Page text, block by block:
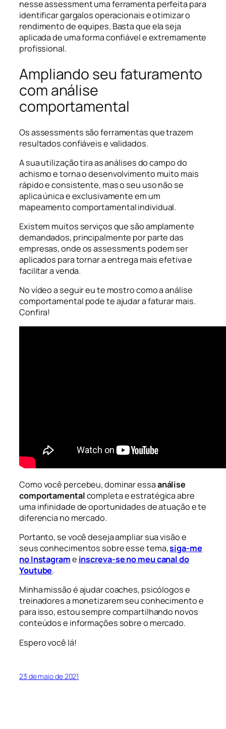
nesse assessment uma ferramenta perfeita para
identificar gargalos operacionais e otimizar o
rendimento de equipes. Basta que ela seja
aplicada de uma forma confiável e extremamente
profissional.
Ampliando seu faturamento
com análise
comportamental
Os assessments são ferramentas que trazem
resultados confiáveis e validados.
A sua utilização tira as análises do campo do
achismo e torna o desenvolvimento muito mais
rápido e consistente, mas o seu uso não se
aplica única e exclusivamente em um
mapeamento comportamental individual.
Existem muitos serviços que são amplamente
demandados, principalmente por parte das
empresas, onde os assessments podem ser
aplicados para tornar a entrega mais efetiva e
facilitar a venda.
No vídeo a seguir eu te mostro como a análise
comportamental pode te ajudar a faturar mais.
Confira!
Como você percebeu, dominar essaanálise
comportamentalcompleta e estratégica abre
uma infinidade de oportunidades de atuação e te
diferencia no mercado.
Portanto, se você deseja ampliar sua visão e
seus conhecimentos sobre esse tema,siga-me
no Instagrame inscreva-se no meu canal do
Youtube.
Minha missão é ajudar coaches, psicólogos e
treinadores a monetizarem seu conhecimento e
para isso, estou sempre compartilhando novos
conteúdos e informações sobre o mercado.
Espero você lá!
23 de maio de 2021